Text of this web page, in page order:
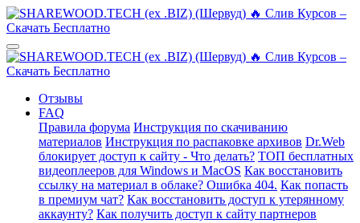
Отзывы
FAQ
Правила форума Инструкция по скачиванию
материалов Инструкция по распаковке архивов Dr.Web
блокирует доступ к сайту - Что делать? ТОП бесплатных
видеоплееров для Windows и MacOS Как восстановить
ссылку на материал в облаке? Ошибка 404. Как попасть
в премиум чат? Как восстановить доступ к утерянному
аккаунту? Как получить доступ к сайту партнеров